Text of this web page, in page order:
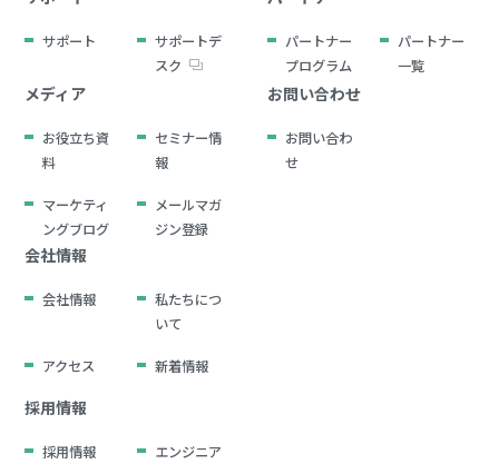
サポート
サポートデ
スク
パートナー
プログラム
パートナー
一覧
メディア
お役立ち資
料
セミナー情
報
マーケティ
ングブログ
メールマガ
ジン登録
お問い合わせ
お問い合わ
せ
会社情報
会社情報
私たちにつ
いて
アクセス 新着情報
採用情報
採用情報
エンジニア